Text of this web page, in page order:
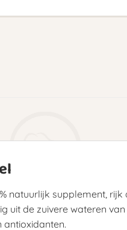
natuurlijk supplement,
uit de zuivere wateren
antioxidanten.